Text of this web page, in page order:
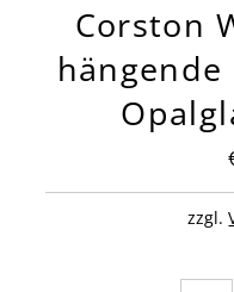
Corston
zzgl.